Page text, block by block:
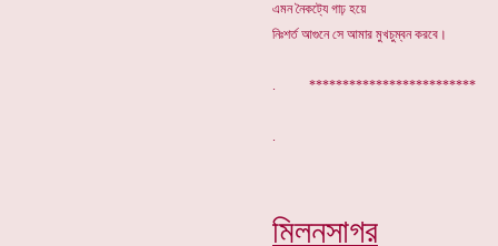
এমন নৈকট্যে গাঢ় হয়ে
নিঃশর্ত আগুনে সে আমার মুখচুম্বন করবে।
. *************************
মিলনসাগর